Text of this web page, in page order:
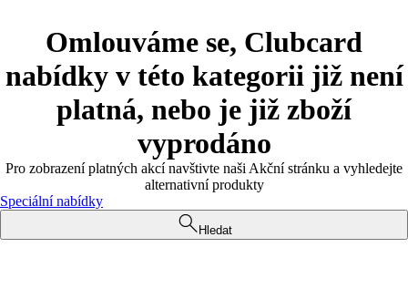
Omlouváme se, Clubcard
nabídky v této kategorii již není
platná, nebo je již zboží
vyprodáno
Pro zobrazení platných akcí navštivte naši Akční stránku a vyhledejte
alternativní produkty
Speciální nabídky
Hledat